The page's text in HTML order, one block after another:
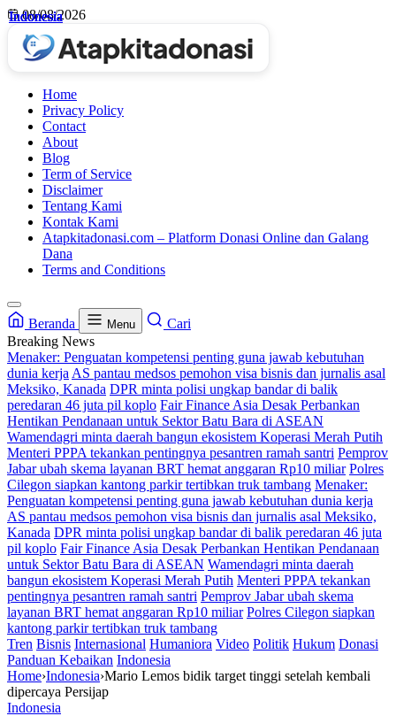
Skip
content
08/08/2026
Home
Privacy Policy
Contact
About
Blog
Term of Service
Disclaimer
Tentang Kami
Kontak Kami
Atapkitadonasi.com – Platform Donasi Online dan Galang
Dana
Terms and Conditions
Beranda Menu
Cari
Breaking News
Menaker: Penguatan kompetensi penting guna jawab kebutuhan
dunia kerja AS pantau medsos pemohon visa bisnis dan jurnalis asal
Meksiko, Kanada DPR minta polisi ungkap bandar di balik
peredaran 46 juta pil koplo Fair Finance Asia Desak Perbankan
Hentikan Pendanaan untuk Sektor Batu Bara di ASEAN
Wamendagri minta daerah bangun ekosistem Koperasi Merah Putih
Menteri PPPA tekankan pentingnya pesantren ramah santri Pemprov
Jabar ubah skema layanan BRT hemat anggaran Rp10 miliar Polres
Cilegon siapkan kantong parkir tertibkan truk tambang Menaker:
Penguatan kompetensi penting guna jawab kebutuhan dunia kerja
AS pantau medsos pemohon visa bisnis dan jurnalis asal Meksiko,
Kanada DPR minta polisi ungkap bandar di balik peredaran 46 juta
pil koplo Fair Finance Asia Desak Perbankan Hentikan Pendanaan
untuk Sektor Batu Bara di ASEAN Wamendagri minta daerah
bangun ekosistem Koperasi Merah Putih Menteri PPPA tekankan
pentingnya pesantren ramah santri Pemprov Jabar ubah skema
layanan BRT hemat anggaran Rp10 miliar Polres Cilegon siapkan
kantong parkir tertibkan truk tambang
Tren Bisnis Internasional Humaniora Video Politik Hukum Donasi
Panduan Kebaikan Indonesia
Home›Indonesia›Mario Lemos bidik target tinggi setelah kembali
dipercaya Persijap
Indonesia
Indonesia
Indonesia
Indonesia
Indonesia